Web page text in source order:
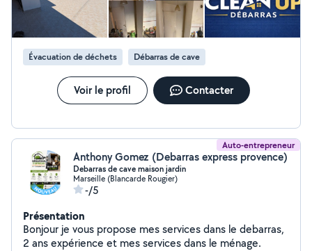
Évacuation de déchets Débarras de cave
Voir le profil Contacter
Auto-entrepreneur
Anthony Gomez (Debarras express provence)
Debarras de cave maison jardin
Marseille (Blancarde Rougier)
-/5
Présentation
Bonjour je vous propose mes services dans le debarras,
2 ans expérience et mes services dans le ménage.